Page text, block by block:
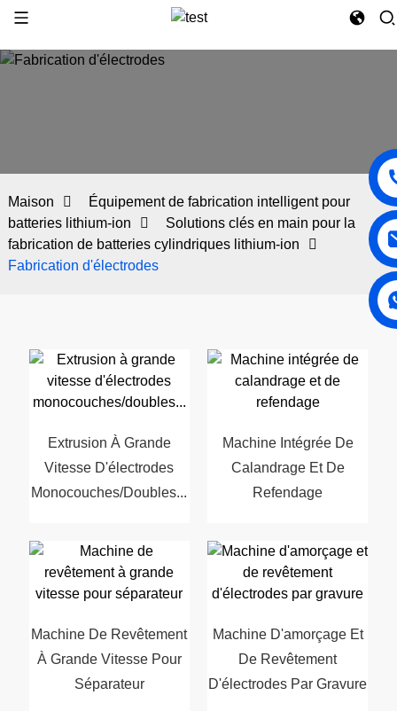
Maison
Équipement de fabrication intelligent pour
batteries lithium-ion
Solutions clés en main pour la
fabrication de batteries cylindriques lithium-ion
Fabrication d'électrodes
Extrusion À Grande
Vitesse D'électrodes
Monocouches/doubles...
Machine Intégrée De
Calandrage Et De
Refendage
Machine De Revêtement
À Grande Vitesse Pour
Séparateur
Machine D'amorçage Et
De Revêtement
D'électrodes Par Gravure